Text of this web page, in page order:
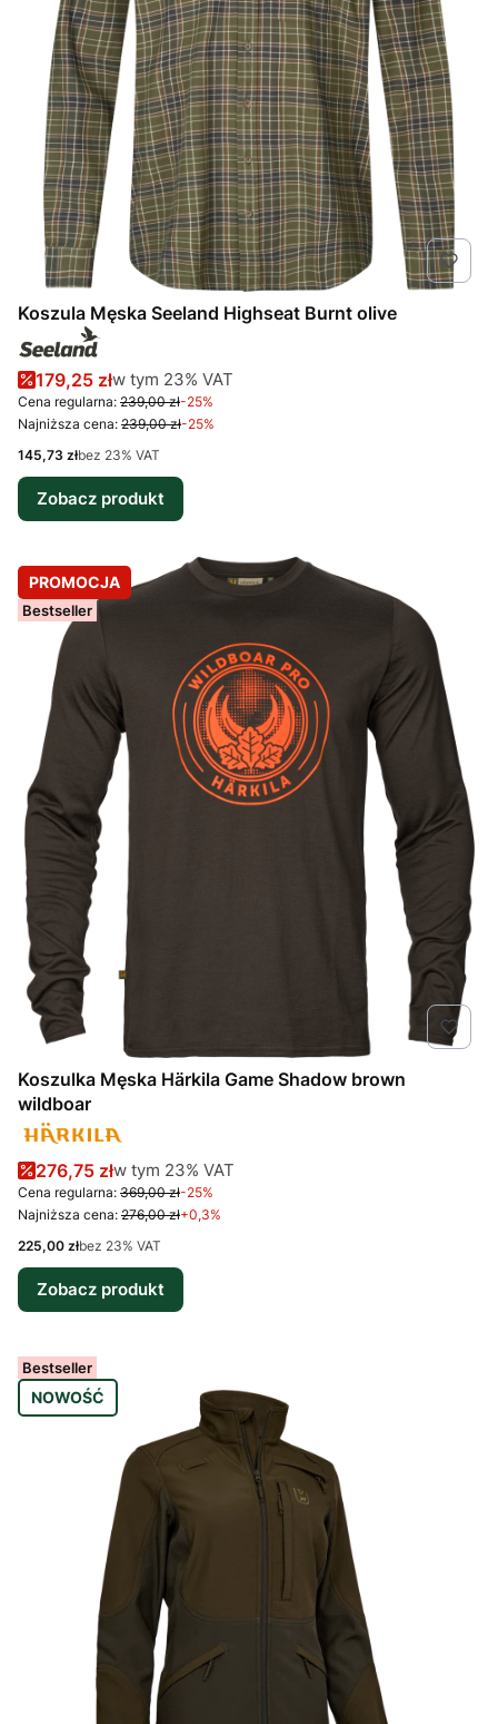
Koszula Męska Seeland Highseat Burnt olive
Cena promocyjna brutto
179,25 złw tym %s VAT
w tym 23% VAT
Cena regularna: 239,00 zł-25%
Najniższa cena: 239,00 zł-25%
Cena netto
145,73 złbez 23% VAT
Zobacz produkt
PROMOCJA
Bestseller
Koszulka Męska Härkila Game Shadow brown
wildboar
Cena promocyjna brutto
276,75 złw tym %s VAT
w tym 23% VAT
Cena regularna: 369,00 zł-25%
Najniższa cena: 276,00 zł+0,3%
Cena netto
225,00 złbez 23% VAT
Zobacz produkt
Bestseller
NOWOŚĆ